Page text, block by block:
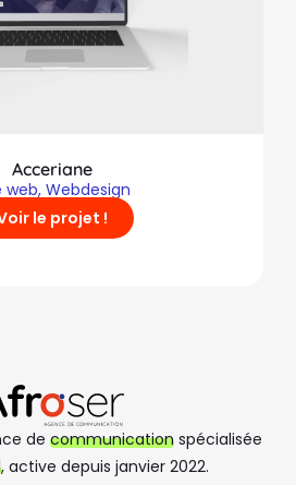
Acceriane
web, Webdesign
le projet !
de communication spécialisée
, active depuis janvier 2022.